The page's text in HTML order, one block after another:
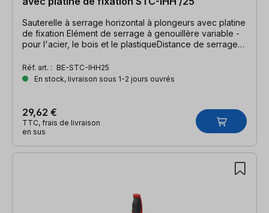
Sauterelle à serrage horizontal à plongeurs avec platine
de fixation Elément de serrage à genouillère variable -
pour l'acier, le bois et le plastiqueDistance de serrage
Réf. art. : BE-STC-IHH25
En stock, livraison sous 1-2 jours ouvrés
29,62 €
TTC, frais de livraison
en sus